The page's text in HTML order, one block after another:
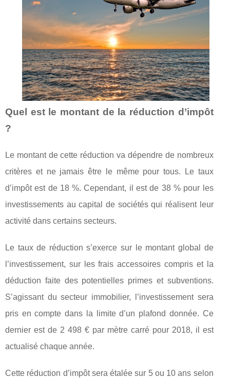
Quel est le montant de la réduction d’impôt
?
Le montant de cette réduction va dépendre de nombreux
critères et ne jamais être le même pour tous. Le taux
d’impôt est de 18 %. Cependant, il est de 38 % pour les
investissements au capital de sociétés qui réalisent leur
activité dans certains secteurs.
Le taux de réduction s’exerce sur le montant global de
l’investissement, sur les frais accessoires compris et la
déduction faite des potentielles primes et subventions.
S’agissant du secteur immobilier, l’investissement sera
pris en compte dans la limite d’un plafond donnée. Ce
dernier est de 2 498 € par mètre carré pour 2018, il est
actualisé chaque année.
Cette réduction d’impôt sera étalée sur 5 ou 10 ans selon